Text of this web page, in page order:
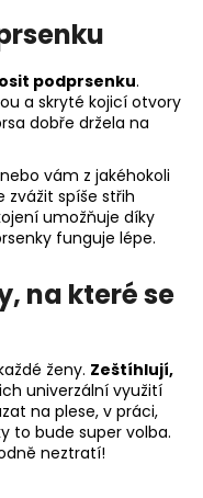
podprsenku.
a skryté kojicí otvory
dobře držela na
vám z jakéhokoli
zvážit spíše střih
umožňuje díky
funguje lépe.
na které se
ženy. Zeštíhlují,
univerzální využití
na plese, v práci,
to bude super volba.
neztratí!